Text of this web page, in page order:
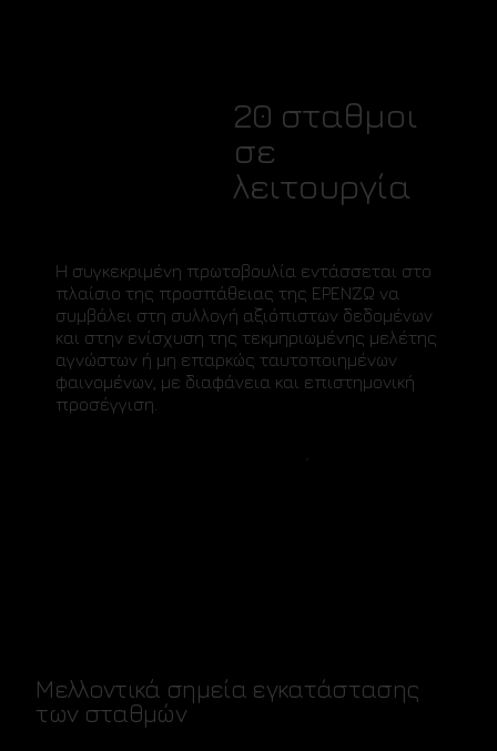
20 σταθμοι
σε
λειτουργία
Η συγκεκριμένη πρωτοβουλία εντάσσεται στο
πλαίσιο της προσπάθειας της ΕΡΕΝΖΩ να
συμβάλει στη συλλογή αξιόπιστων δεδομένων
και στην ενίσχυση της τεκμηριωμένης μελέτης
αγνώστων ή μη επαρκώς ταυτοποιημένων
φαινομένων, με διαφάνεια και επιστημονική
προσέγγιση.
Μελλοντικά σημεία εγκατάστασης
των σταθμών